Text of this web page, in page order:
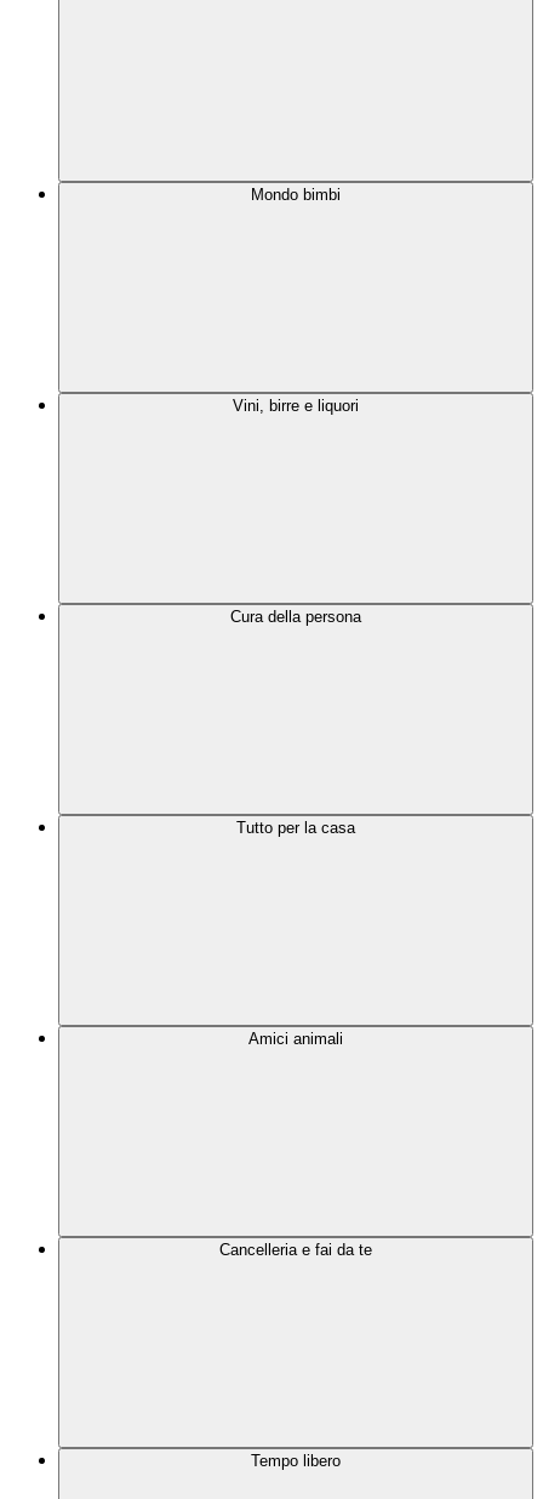
Mondo bimbi
Vini, birre e liquori
Cura della persona
Tutto per la casa
Amici animali
Cancelleria e fai da te
Tempo libero